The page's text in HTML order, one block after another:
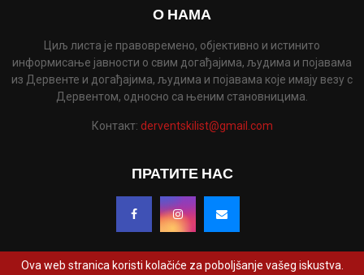
О НАМА
Циљ листа је правовремено, објективно и истинито
информисање јавности о свим догађајима, људима и појавама
из Дервенте и догађајима, људима и појавама које имају везу с
Дервентом, односно са њеним становницима.
Контакт: derventskilist@gmail.com
ПРАТИТЕ НАС
Ova web stranica koristi kolačiće za poboljšanje vašeg iskustva.